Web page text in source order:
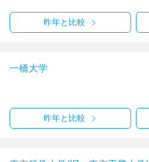
昨年と比較
一橋大学
昨年と比較